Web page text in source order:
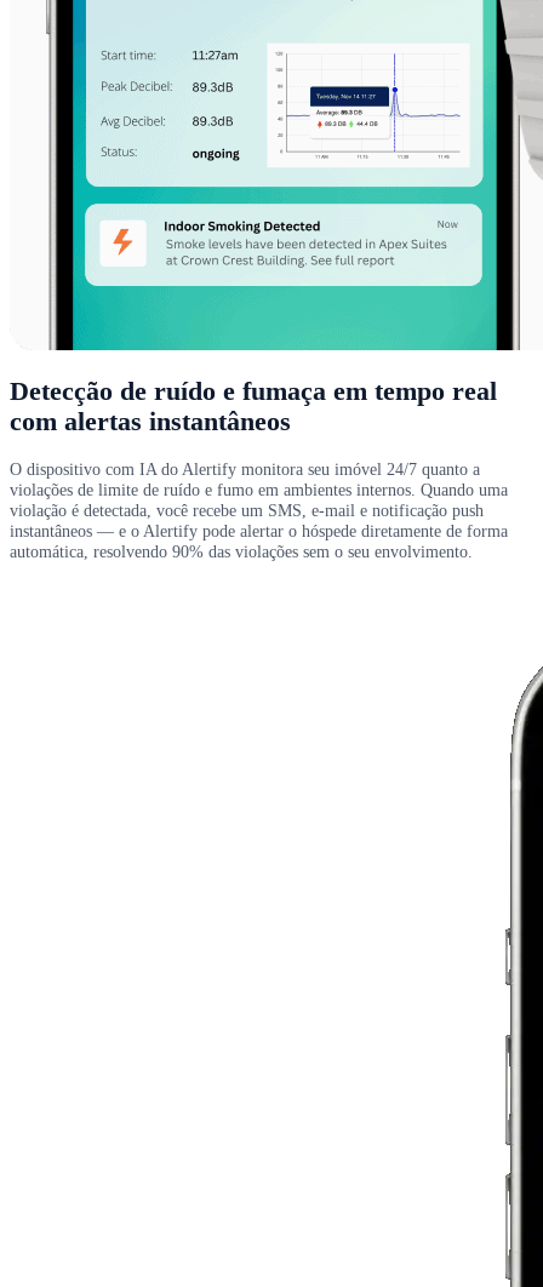
Detecção de ruído e fumaça em tempo real
com alertas instantâneos
O dispositivo com IA do Alertify monitora seu imóvel 24/7 quanto a
violações de limite de ruído e fumo em ambientes internos. Quando uma
violação é detectada, você recebe um SMS, e-mail e notificação push
instantâneos — e o Alertify pode alertar o hóspede diretamente de forma
automática, resolvendo 90% das violações sem o seu envolvimento.